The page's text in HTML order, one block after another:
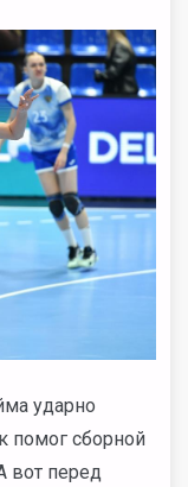
ударно
помог сборной
вот перед